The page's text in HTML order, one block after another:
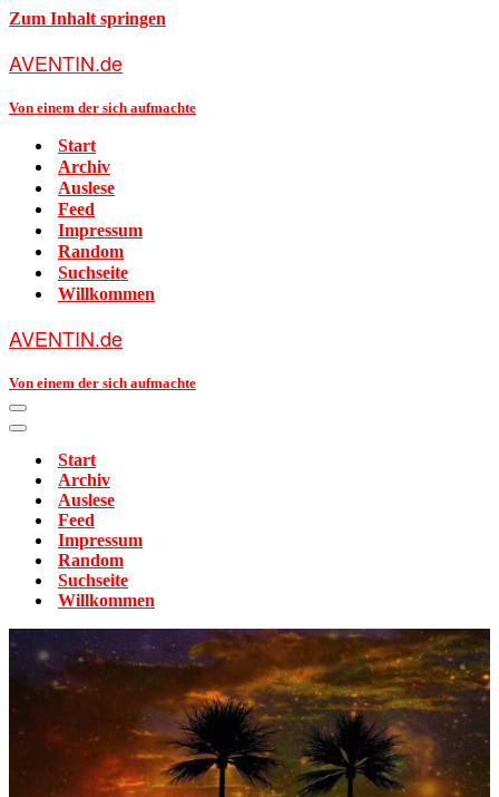
Zum Inhalt springen
AVENTIN.de
Von einem der sich aufmachte
Start
Archiv
Auslese
Feed
Impressum
Random
Suchseite
Willkommen
AVENTIN.de
Von einem der sich aufmachte
Navigationsmenü
Navigationsmenü
Start
Archiv
Auslese
Feed
Impressum
Random
Suchseite
Willkommen